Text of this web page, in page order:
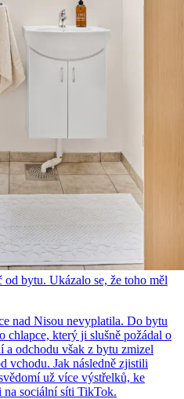
bytu. Ukázalo se, že toho měl
nad Nisou nevyplatila. Do bytu
chlapce, který ji slušně požádal o
odchodu však z bytu zmizel
vchodu. Jak následně zjistili
už více výstřelků, ke
na sociální síti TikTok.